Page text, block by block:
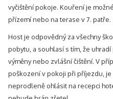
vyčištění pokoje. Kouření je
přízemí nebo na terase v 7. patře. .
Host je odpovědný za všechny
pobytu, a souhlasí s tím, že
výměny nebo zvlášní čištění. V
poškození v pokoji při příjezdu,
neprodleně ohlásit na recepci